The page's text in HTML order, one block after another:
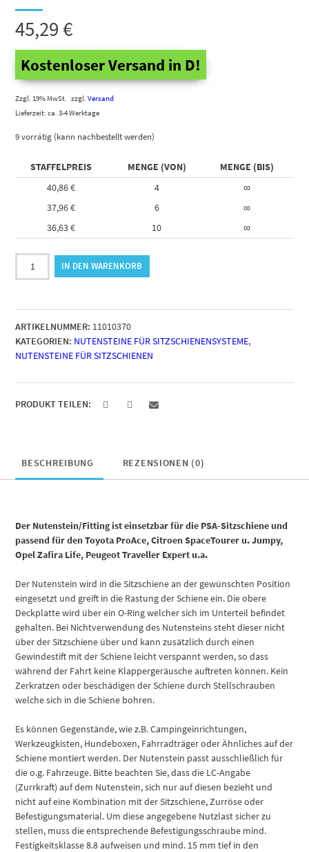
45,29€
Kostenloser Versand in D!
Zzgl. 19% MwSt. zzgl.Versand
Lieferzeit: ca. 3-4 Werktage
9 vorrätig (kann nachbestellt werden)
STAFFELPREIS MENGE (VON)
MENGE (BIS)
40,86€ 4
∞
37,96€ 6
∞
36,63€ 10 ∞
Nutenstein
Fitting
PSA-
Sitzschiene
Menge
IN DEN WARENKORB
ARTIKELNUMMER: 11010370
KATEGORIEN: NUTENSTEINE FÜR SITZSCHIENENSYSTEME,
NUTENSTEINE FÜR SITZSCHIENEN
PRODUKT TEILEN:
BESCHREIBUNG REZENSIONEN (0)
Der Nutenstein/Fitting ist einsetzbar für die PSA-Sitzschiene und
passend für den Toyota ProAce, Citroen SpaceTourer u. Jumpy,
Opel Zafira Life, Peugeot Traveller Expert u.a.
Der Nutenstein wird in die Sitzschiene an der gewünschten Position
eingesetzt und greift in die Rastung der Schiene ein. Die obere
Deckplatte wird über ein O-Ring welcher sich im Unterteil befindet
gehalten. Bei Nichtverwendung des Nutensteins steht dieser nicht
über der Sitzschiene über und kann zusätzlich durch einen
Gewindestift mit der Schiene leicht verspannt werden, so dass
während der Fahrt keine Klappergeräusche auftreten können. Kein
Zerkratzen oder beschädigen der Schiene durch Stellschrauben
welche sich in die Schiene bohren.
Es können Gegenstände, wie z.B. Campingeinrichtungen,
Werkzeugkisten, Hundeboxen, Fahrradträger oder Ähnliches auf der
Schiene montiert werden. Der Nutenstein passt ausschließlich für
die o.g. Fahrzeuge. Bitte beachten Sie, dass die LC-Angabe
(Zurrkraft) auf dem Nutenstein, sich nur auf diesen bezieht und
nicht auf eine Kombination mit der Sitzschiene, Zurröse oder
Befestigungsmaterial. Um diese angegebene Nutzlast sicher zu
stellen, muss die entsprechende Befestigungsschraube mind.
Festigkeitsklasse 8.8 aufweisen und mind. 15 mm tief in den